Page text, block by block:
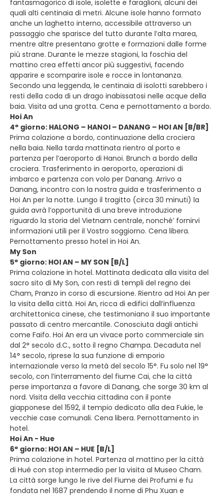
fantasmagorico di isole, isolette e faraglioni, alcuni dei
quali alti centinaia di metri. Alcune isole hanno formato
anche un laghetto interno, accessibile attraverso un
passaggio che sparisce del tutto durante l’alta marea,
mentre altre presentano grotte e formazioni dalle forme
più strane. Durante le mezze stagioni, la foschia del
mattino crea effetti ancor più suggestivi, facendo
apparire e scomparire isole e rocce in lontananza.
Secondo una leggenda, le centinaia di isolotti sarebbero i
resti della coda di un drago inabissatosi nelle acque della
baia. Visita ad una grotta. Cena e pernottamento a bordo.
Hoi An
4° giorno: HALONG – HANOI – DANANG – HOI AN [B/BR]
Prima colazione a bordo, continuazione della crociera
nella baia. Nella tarda mattinata rientro al porto e
partenza per l’aeroporto di Hanoi. Brunch a bordo della
crociera. Trasferimento in aeroporto, operazioni di
imbarco e partenza con volo per Danang. Arrivo a
Danang, incontro con la nostra guida e trasferimento a
Hoi An per la notte. Lungo il tragitto (circa 30 minuti) la
guida avrà l’opportunità di una breve introduzione
riguardo la storia del Vietnam centrale, nonché’ fornirvi
informazioni utili per il Vostro soggiorno. Cena libera.
Pernottamento presso hotel in Hoi An.
My Son
5° giorno: HOI AN – MY SON [B/L]
Prima colazione in hotel. Mattinata dedicata alla visita del
sacro sito di My Son, con resti di templi del regno dei
Cham, Pranzo in corso di escursione. Rientro ad Hoi An per
la visita della città. Hoi An, ricca di edifici dall’influenza
architettonica cinese, che testimoniano il suo importante
passato di centro mercantile. Conosciuta dagli antichi
come Faifo. Hoi An era un vivace porto commerciale sin
dal 2° secolo d.C., sotto il regno Champa. Decaduta nel
14° secolo, riprese la sua funzione di emporio
internazionale verso la metà del secolo 15°. Fu solo nel 19°
secolo, con l’interramento del fiume Cai, che la città
perse importanza a favore di Danang, che sorge 30 km al
nord. Visita della vecchia cittadina con il ponte
giapponese del 1592, il tempio dedicato alla dea Fukie, le
vecchie case comunali. Cena libera. Pernottamento in
hotel.
Hoi An - Hue
6° giorno: HOI AN – HUE [B/L]
Prima colazione in hotel. Partenza al mattino per la città
di Hué con stop intermedio per la visita al Museo Cham.
La città sorge lungo le rive del Fiume dei Profumi e fu
fondata nel 1687 prendendo il nome di Phu Xuan e